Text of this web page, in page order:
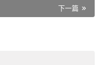
下一篇